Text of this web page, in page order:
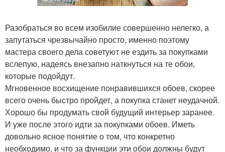
Разобраться во всем изобилие совершенно нелегко, а
запутаться чрезвычайно просто, именно поэтому
мастера своего дела советуют не ездить за покупками
вслепую, надеясь внезапно наткнуться на те обои,
которые подойдут.
Мгновенное восхищение понравившихся обоев, скорее
всего очень быстро пройдет, а покупка станет неудачной.
Хорошо бы продумать свой будущий интерьер заранее.
И уже после этого идти за покупками обоев. Иметь
довольно ясное понятие о том, что конкретно
необходимо, и что за функции эти обои должны будут